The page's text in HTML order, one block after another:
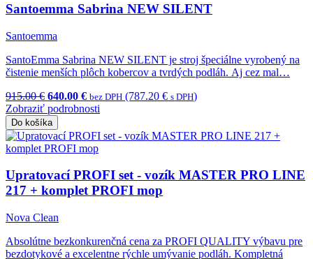
Santoemma Sabrina NEW SILENT
Santoemma
SantoEmma Sabrina NEW SILENT je stroj špeciálne vyrobený na
čistenie menších plôch kobercov a tvrdých podláh. Aj cez mal…
915.00 € 640.00 € bez DPH (787.20 € s DPH)
Zobraziť podrobnosti
Do košíka
Upratovací PROFI set - vozík MASTER PRO LINE
217 + komplet PROFI mop
Nova Clean
Absolútne bezkonkurenčná cena za PROFI QUALITY výbavu pre
bezdotykové a excelentne rýchle umývanie podláh. Kompletná